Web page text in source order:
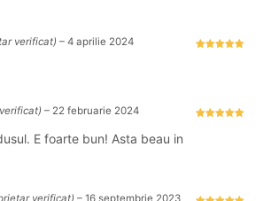
verificat) – 4 aprilie 2024
– 22 februarie 2024
E foarte bun! Asta beau in
verificat) – 16 septembrie 2023